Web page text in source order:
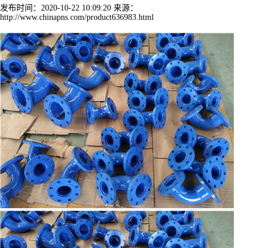
发布时间：2020-10-22 10:09:20 来源：
http://www.chinapns.com/product636983.html